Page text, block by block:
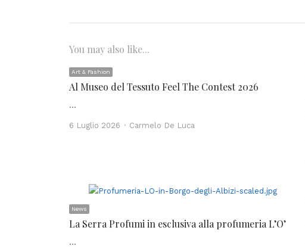
You may also like...
Art & Fashion
Al Museo del Tessuto Feel The Contest 2026
…
6 Luglio 2026 Author
Carmelo De Luca
News
La Serra Profumi in esclusiva alla profumeria L’O’
…